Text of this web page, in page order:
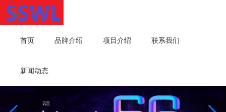
首页 品牌介绍 项目介绍 联系我们
新闻动态